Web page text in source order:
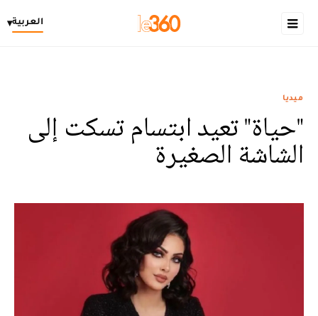
العربية▾
ميديا
"حياة" تعيد ابتسام تسكت إلى
الشاشة الصغيرة